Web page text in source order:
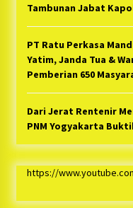
Tambunan Jabat
PT Ratu Perkasa
Yatim, Janda Tua &
Pemberian 650
Dari Jerat Rentenir
PNM Yogyakarta
https://